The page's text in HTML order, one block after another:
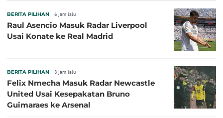
BERITA PILIHAN 6 jam lalu
Raul Asencio Masuk Radar Liverpool
Usai Konate ke Real Madrid
BERITA PILIHAN 8 jam lalu
Felix Nmecha Masuk Radar Newcastle
United Usai Kesepakatan Bruno
Guimaraes ke Arsenal